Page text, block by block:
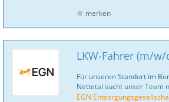
merken
LKW-Fahrer (m/
Für unseren Standort im
Nettetal sucht unser Team
EGN